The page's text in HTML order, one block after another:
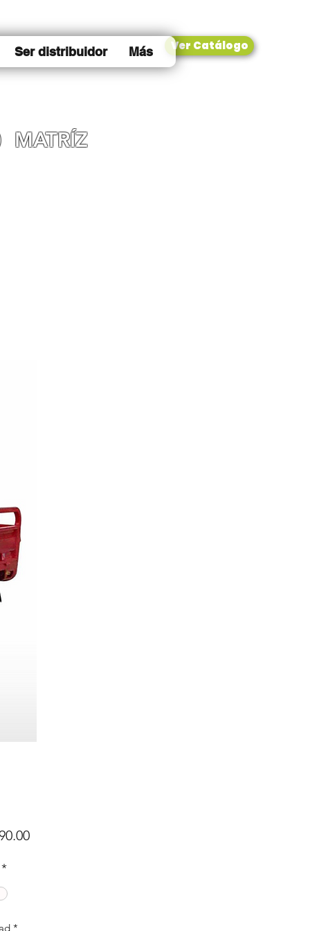
Ver Catálogo
Ser distribuidor Más
MATRÍZ
Precio
*
*